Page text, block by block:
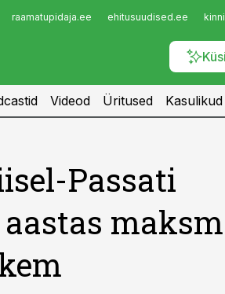
raamatupidaja.ee ehitusuudised.ee
Videod Üritused
Passati